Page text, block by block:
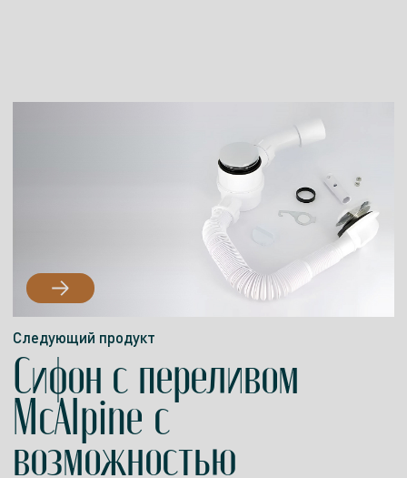
Следующий продукт
Сифон с переливом
McAlpine с
возможностью